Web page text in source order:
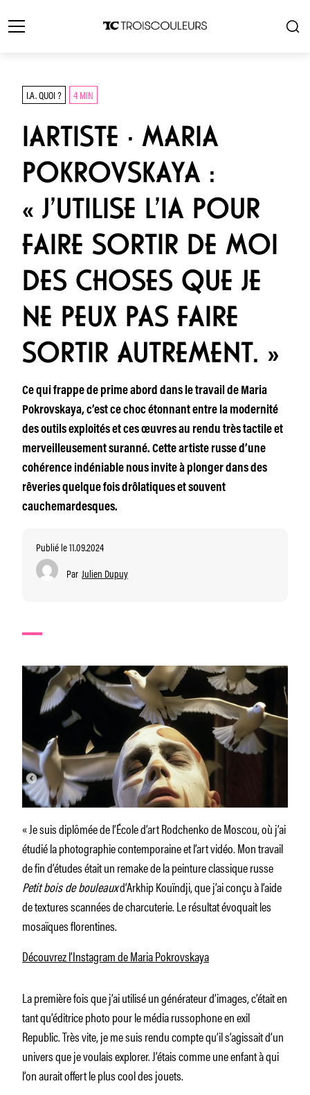
I.A. QUOI ? 4 MIN
IARTISTE · MARIA
POKROVSKAYA :
« J’UTILISE L’IA POUR
FAIRE SORTIR DE MOI
DES CHOSES QUE JE
NE PEUX PAS FAIRE
SORTIR AUTREMENT. »
Ce qui frappe de prime abord dans le travail de Maria
Pokrovskaya, c’est ce choc étonnant entre la modernité
des outils exploités et ces œuvres au rendu très tactile et
merveilleusement suranné. Cette artiste russe d’une
cohérence indéniable nous invite à plonger dans des
rêveries quelque fois drôlatiques et souvent
cauchemardesques.
Publié le 11.09.2024
Par Julien Dupuy
« Je suis diplômée de l’École d’art Rodchenko de Moscou, où j’ai
étudié la photographie contemporaine et l’art vidéo. Mon travail
de fin d’études était un remake de la peinture classique russe
Petit bois de bouleauxd’Arkhip Kouïndji, que j’ai conçu à l’aide
de textures scannées de charcuterie. Le résultat évoquait les
mosaïques florentines.
Découvrez l’Instagram de Maria Pokrovskaya
La première fois que j’ai utilisé un générateur d’images, c’était en
tant qu’éditrice photo pour le média russophone en exil
Republic. Très vite, je me suis rendu compte qu’il s’agissait d’un
univers que je voulais explorer. J’étais comme une enfant à qui
l’on aurait offert le plus cool des jouets.